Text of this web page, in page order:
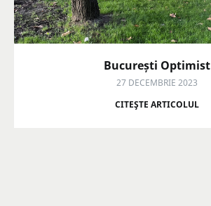
București Optimist
27 DECEMBRIE 2023
CITEŞTE ARTICOLUL